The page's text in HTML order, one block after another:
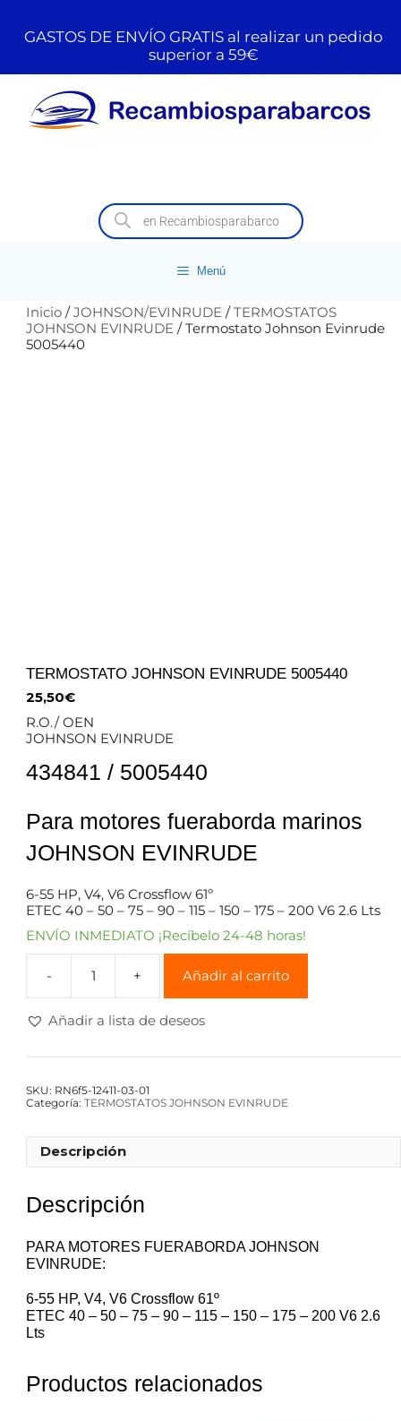
GASTOS DE ENVÍO GRATIS al realizar un pedido
superior a 59€
Menú
Inicio /JOHNSON/EVINRUDE /TERMOSTATOS
JOHNSON EVINRUDE / Termostato Johnson Evinrude
5005440
TERMOSTATO JOHNSON EVINRUDE 5005440
25,50€
R.O./ OEN
JOHNSON EVINRUDE
434841 / 5005440
Para motores fueraborda marinos
JOHNSON EVINRUDE
6-55 HP, V4, V6 Crossflow 61º
ETEC 40 – 50 – 75 – 90 – 115 – 150 – 175 – 200 V6 2.6 Lts
ENVÍO INMEDIATO ¡Recíbelo 24-48 horas!
Añadir al carrito
Añadir a lista de deseos
SKU: RN6f5-12411-03-01
Categoría: TERMOSTATOS JOHNSON EVINRUDE
Descripción
Descripción
PARA MOTORES FUERABORDA JOHNSON
EVINRUDE:
6-55 HP, V4, V6 Crossflow 61º
ETEC 40 – 50 – 75 – 90 – 115 – 150 – 175 – 200 V6 2.6
Lts
Productos relacionados